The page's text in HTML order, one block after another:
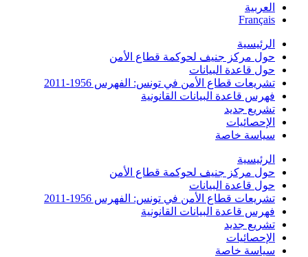
العربية
Français
الرئيسية
حول مركز جنيف لحوكمة قطاع الأمن
حول قاعدة البيانات
تشريعات قطاع الأمن في تونس: الفهرس 1956-2011
فهرس قاعدة البيانات القانونية
تشريع جديد
الإحصائيات
سياسة خاصة
الرئيسية
حول مركز جنيف لحوكمة قطاع الأمن
حول قاعدة البيانات
تشريعات قطاع الأمن في تونس: الفهرس 1956-2011
فهرس قاعدة البيانات القانونية
تشريع جديد
الإحصائيات
سياسة خاصة